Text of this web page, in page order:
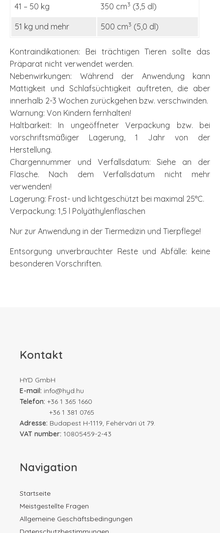
41 – 50 kg 350 cm3 (3,5 dl)
51 kg und mehr 500 cm3 (5,0 dl)
Kontraindikationen: Bei trächtigen Tieren sollte das
Präparat nicht verwendet werden.
Nebenwirkungen: Während der Anwendung kann
Mattigkeit und Schlafsüchtigkeit auftreten, die aber
innerhalb 2-3 Wochen zurückgehen bzw. verschwinden.
Warnung: Von Kindern fernhalten!
Haltbarkeit: In ungeöffneter Verpackung bzw. bei
vorschriftsmäßiger Lagerung, 1 Jahr von der
Herstellung.
Chargennummer und Verfallsdatum: Siehe an der
Flasche. Nach dem Verfallsdatum nicht mehr
verwenden!
Lagerung: Frost- und lichtgeschützt bei maximal 25°C.
Verpackung: 1,5 l Polyäthylenflaschen
Nur zur Anwendung in der Tiermedizin und Tierpflege!
Entsorgung unverbrauchter Reste und Abfälle: keine
besonderen Vorschriften.
Kontakt
HYD GmbH
E-mail: info@hyd.hu
Telefon: +36 1 365 1660
+36 1 381 0765
Adresse: Budapest H-1119, Fehérvári út 79.
VAT number: 10805459-2-43
Navigation
Startseite
Meistgestellte Fragen
Allgemeine Geschäftsbedingungen